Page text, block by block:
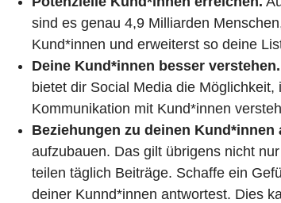
sind es genau 4,9 Milliarden Menschen
Kund*innen und erweiterst so deine
Deine Kund*innen besser verstehen.
bietet dir Social Media die
Kommunikation mit Kund*innen
Beziehungen zu deinen Kund*innen
aufzubauen. Das gilt übrigens nicht
teilen täglich Beiträge. Schaffe ein
deiner Kunnd*innen antwortest. Dies